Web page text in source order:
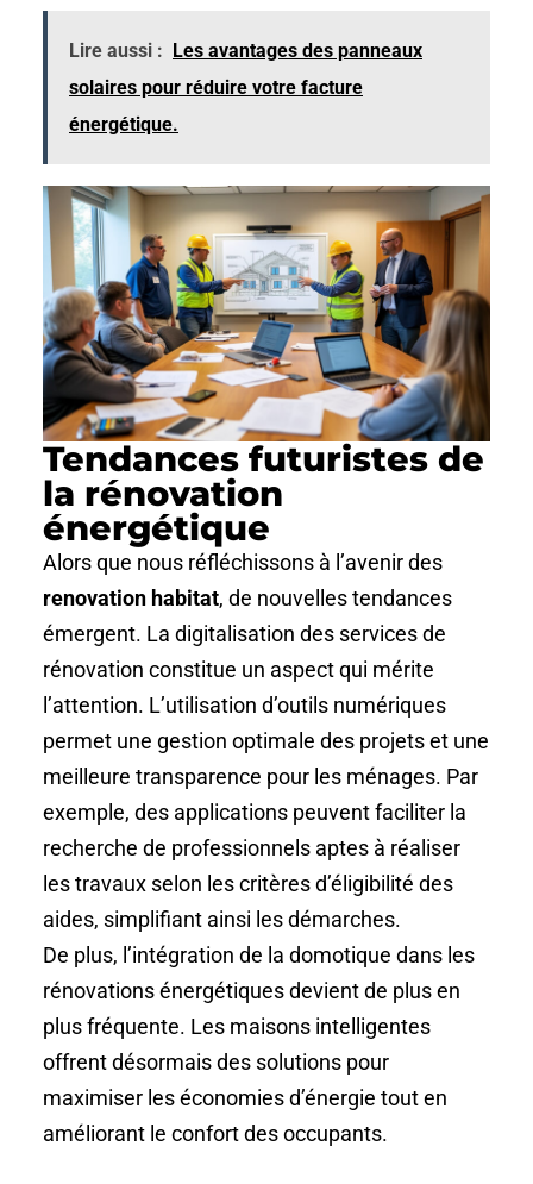
Lire aussi : Les avantages des panneaux
solaires pour réduire votre facture
énergétique.
Tendances futuristes de
la rénovation
énergétique
Alors que nous réfléchissons à l’avenir des
renovation habitat, de nouvelles tendances
émergent. La digitalisation des services de
rénovation constitue un aspect qui mérite
l’attention. L’utilisation d’outils numériques
permet une gestion optimale des projets et une
meilleure transparence pour les ménages. Par
exemple, des applications peuvent faciliter la
recherche de professionnels aptes à réaliser
les travaux selon les critères d’éligibilité des
aides, simplifiant ainsi les démarches.
De plus, l’intégration de la domotique dans les
rénovations énergétiques devient de plus en
plus fréquente. Les maisons intelligentes
offrent désormais des solutions pour
maximiser les économies d’énergie tout en
améliorant le confort des occupants.